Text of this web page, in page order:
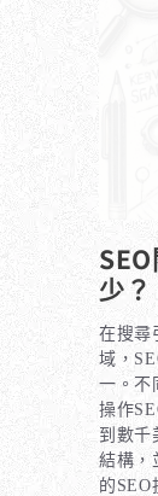
維基
什麼
少？
在搜尋
域，
一。不
操作
到數千
結構，
的SEO